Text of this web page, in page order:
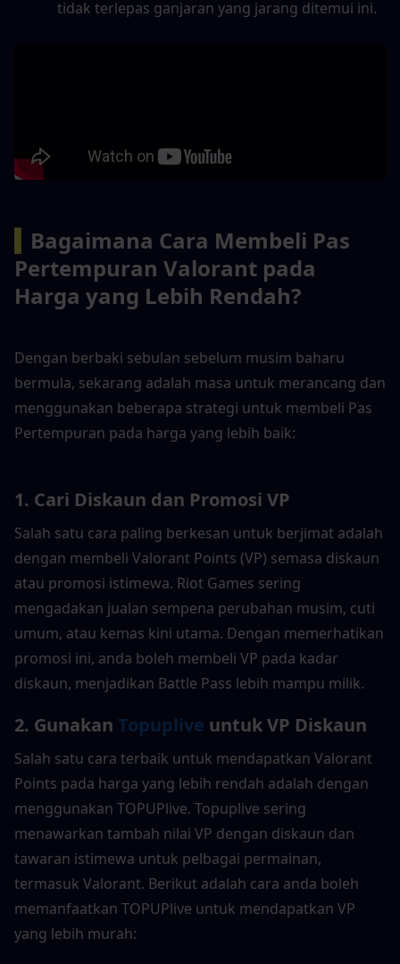
tidak terlepas ganjaran yang jarang ditemui ini.
Bagaimana Cara Membeli Pas
Pertempuran Valorant pada
Harga yang Lebih Rendah?
Dengan berbaki sebulan sebelum musim baharu
bermula, sekarang adalah masa untuk merancang dan
menggunakan beberapa strategi untuk membeli Pas
Pertempuran pada harga yang lebih baik:
1. Cari Diskaun dan Promosi VP
Salah satu cara paling berkesan untuk berjimat adalah
dengan membeli Valorant Points (VP) semasa diskaun
atau promosi istimewa. Riot Games sering
mengadakan jualan sempena perubahan musim, cuti
umum, atau kemas kini utama. Dengan memerhatikan
promosi ini, anda boleh membeli VP pada kadar
diskaun, menjadikan Battle Pass lebih mampu milik.
2. Gunakan Topuplive untuk VP Diskaun
Salah satu cara terbaik untuk mendapatkan Valorant
Points pada harga yang lebih rendah adalah dengan
menggunakan TOPUPlive. Topuplive sering
menawarkan tambah nilai VP dengan diskaun dan
tawaran istimewa untuk pelbagai permainan,
termasuk Valorant. Berikut adalah cara anda boleh
memanfaatkan TOPUPlive untuk mendapatkan VP
yang lebih murah: